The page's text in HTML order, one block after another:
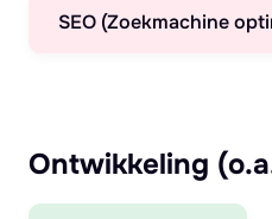
SEO (Zoekmachine
Ontwikkeling